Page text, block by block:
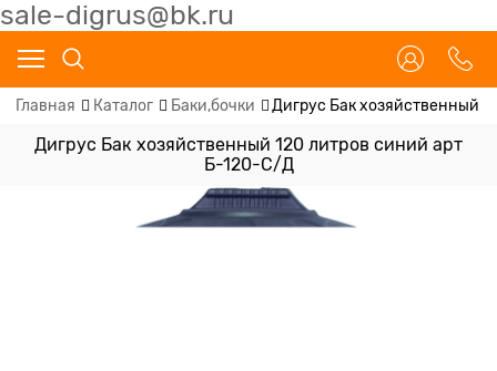
sale-digrus@bk.ru
Главная Каталог Баки,бочки Дигрус Бак хозяйственный
Дигрус Бак хозяйственный 120 литров синий арт
Б-120-С/Д